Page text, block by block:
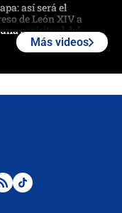
así será el
de León XIV a
espiritual del
Abelardo De la
Más videos